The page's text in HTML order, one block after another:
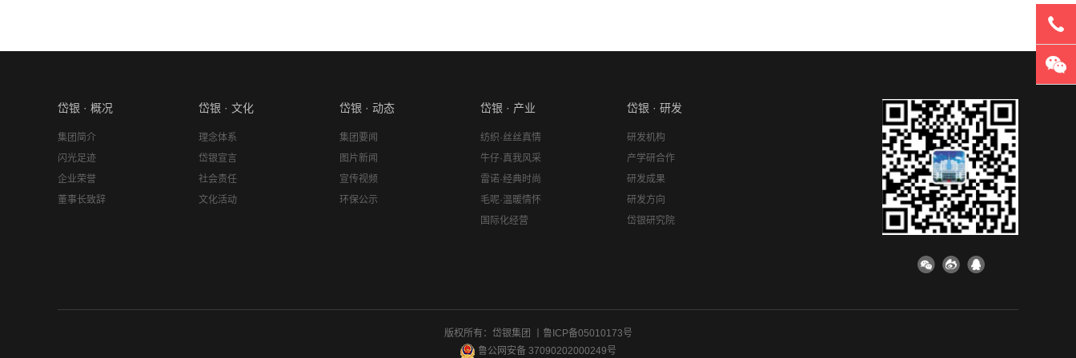
岱银 · 概况
集团简介
闪光足迹
企业荣誉
董事长致辞
岱银 · 文化
理念体系
岱银宣言
社会责任
文化活动
岱银 · 动态
集团要闻
图片新闻
宣传视频
环保公示
岱银 · 产业
纺织·丝丝真情
牛仔·真我风采
雷诺·经典时尚
毛呢·温暖情怀
国际化经营
岱银 · 研发
研发机构
产学研合作
研发成果
研发方向
岱银研究院
版权所有：岱银集团 丨
鲁ICP备05010173号
鲁公网安备 37090202000249号